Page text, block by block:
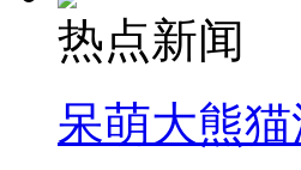
热点新闻
呆萌大熊